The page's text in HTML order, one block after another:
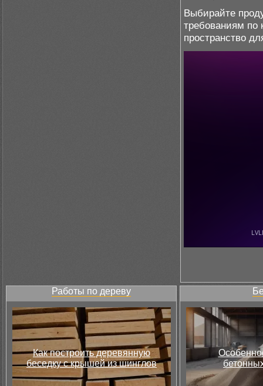
Выбирайте
требованиям по
пространство
Работы по дереву
Как построить деревянную
беседку с крышей из шинглов